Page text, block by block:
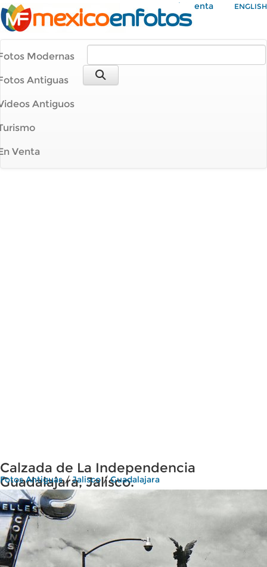
Mi Cuenta ENGLISH
Modernas
Antiguas
Antiguos
Venta
Calzada de La Independencia
Guadalajara, Jalisco.
Fotos Antiguas/Jalisco/Guadalajara